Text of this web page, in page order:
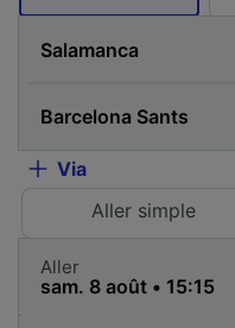
Via
Aller simple
Aller